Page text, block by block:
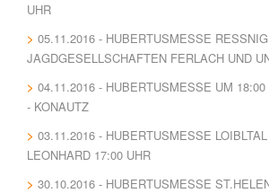
UHR
05.11.2016 - HUBERTUSMESSE RESSNIG
AGDGESELLSCHAFTEN FERLACH UND
04.11.2016 - HUBERTUSMESSE UM
- KONAUTZ
03.11.2016 - HUBERTUSMESSE
LEONHARD 17:00 UHR
30.10.2016 - HUBERTUSMESSE